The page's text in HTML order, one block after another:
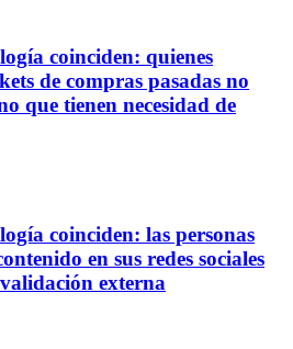
coinciden: quienes
de compras pasadas no
que tienen necesidad de
coinciden: las personas
en sus redes sociales
externa